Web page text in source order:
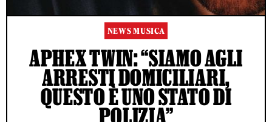
NEWS MUSICA
APHEX TWIN: “SIAMO AGLI
ARRESTI DOMICILIARI,
QUESTO È UNO STATO DI
POLIZIA”